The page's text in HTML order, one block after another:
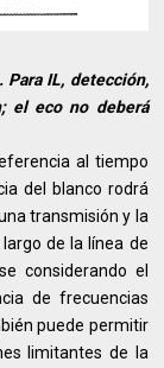
IL, detección,
el eco no deberá
al tiempo
del blanco rodrá
transmisión y la
de la línea de
considerando el
de frecuencias
puede permitir
limitantes de la